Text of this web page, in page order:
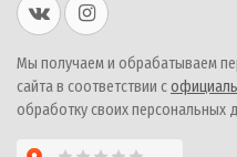
Мы получаем и обрабатываем
сайта в соответствии с
обработку своих персональных